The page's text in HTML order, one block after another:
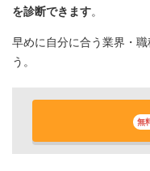
を診断できます。
早めに自分に合う業界・
う。
無